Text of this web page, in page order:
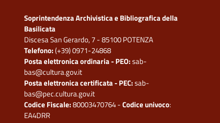
Soprintendenza Archivistica e Bibliografica della
Basilicata
Discesa San Gerardo, 7 - 85100 POTENZA
Telefono:(+39) 0971-24868
Posta elettronica ordinaria - PEO:sab-
bas@cultura.gov.it
Posta elettronica certificata - PEC:sab-
bas@pec.cultura.gov.it
Codice Fiscale:80003470764 -Codice univoco:
EA4DRR